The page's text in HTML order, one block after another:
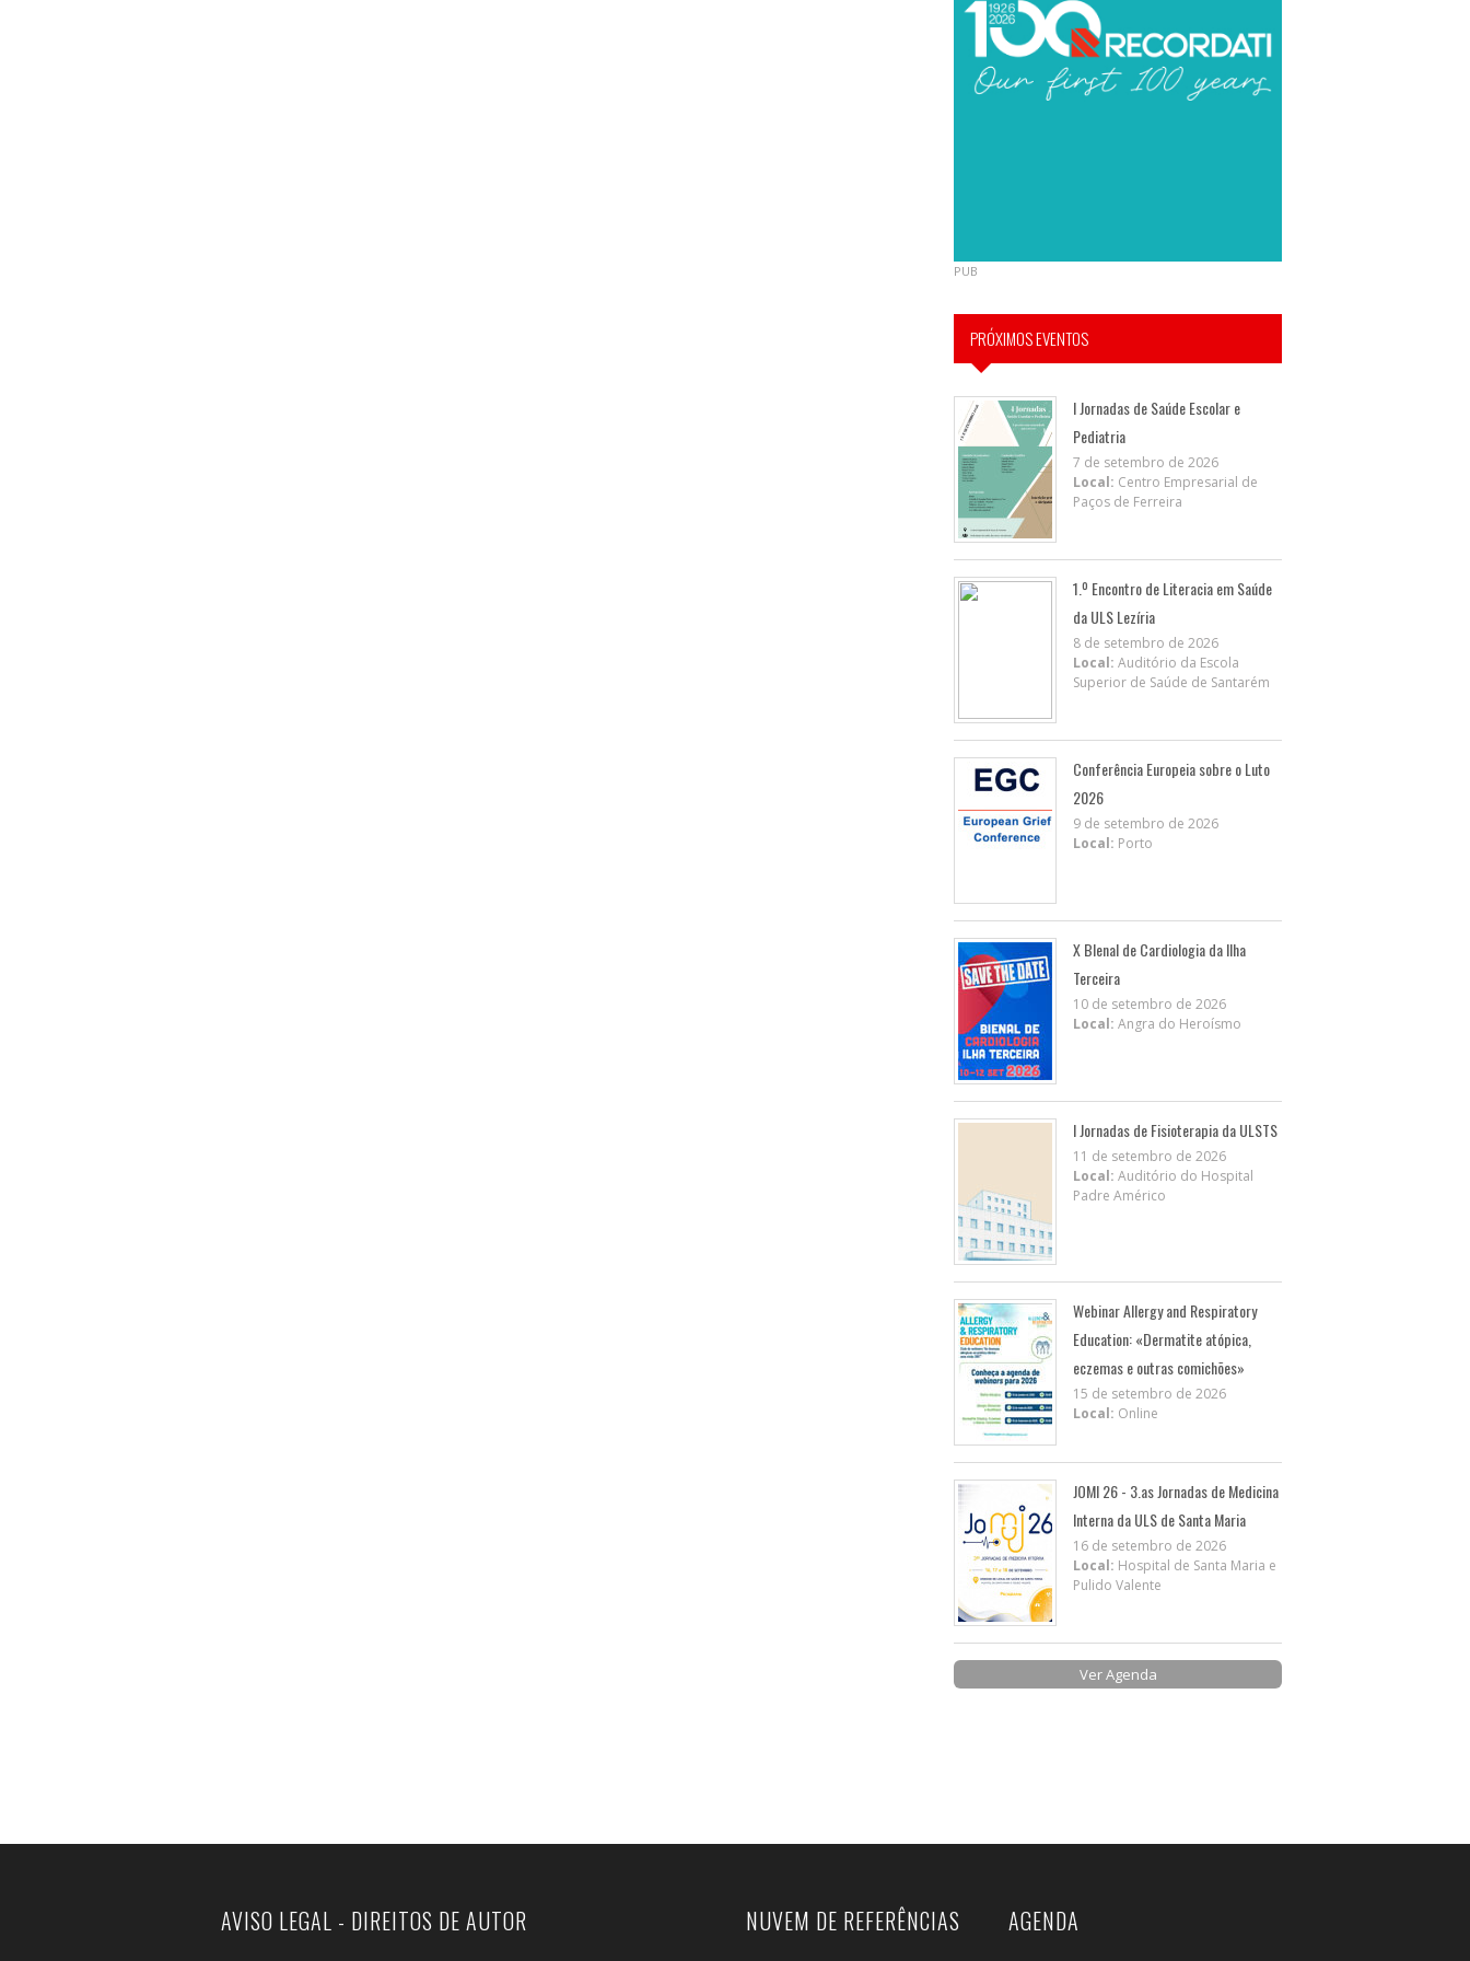
PUB
PRÓXIMOS EVENTOS
I Jornadas de Saúde Escolar e
Pediatria
7 de setembro de 2026
Local: Centro Empresarial de
Paços de Ferreira
1.º Encontro de Literacia em Saúde
da ULS Lezíria
8 de setembro de 2026
Local: Auditório da Escola
Superior de Saúde de Santarém
Conferência Europeia sobre o Luto
2026
9 de setembro de 2026
Local: Porto
X BIenal de Cardiologia da Ilha
Terceira
10 de setembro de 2026
Local: Angra do Heroísmo
I Jornadas de Fisioterapia da ULSTS
11 de setembro de 2026
Local: Auditório do Hospital
Padre Américo
Webinar Allergy and Respiratory
Education: «Dermatite atópica,
eczemas e outras comichões»
15 de setembro de 2026
Local: Online
JOMI 26 - 3.as Jornadas de Medicina
Interna da ULS de Santa Maria
16 de setembro de 2026
Local: Hospital de Santa Maria e
Pulido Valente
Ver Agenda
AVISO LEGAL - DIREITOS DE AUTOR NUVEM DE REFERÊNCIAS AGENDA